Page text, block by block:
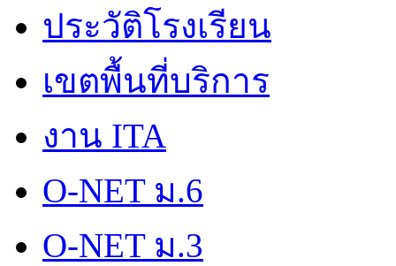
ประวัติโรงเรียน
เขตพื้นที่บริการ
งาน ITA
O-NET ม.6
O-NET ม.3